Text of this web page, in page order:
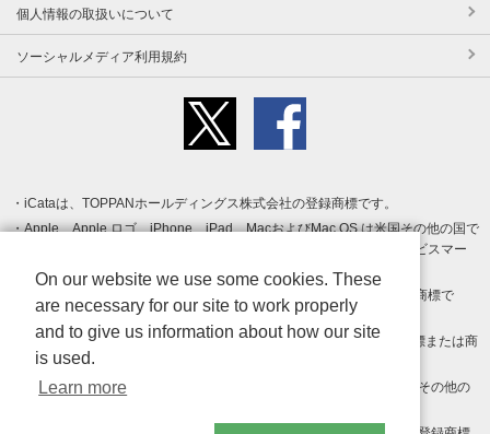
個人情報の取扱いについて
ソーシャルメディア利用規約
iCataは、TOPPANホールディングス株式会社の登録商標です。
Apple、Apple ロゴ、iPhone、iPad、MacおよびMac OS は米国その他の国で
登録された Apple Inc. の商標です。App Store は Apple Inc. のサービスマー
クです。
Android、Google Play および Google Play ロゴ は Google LLC の商標で
す。
Windows は Microsoft Inc.の米国およびその他の国における登録商標または商
標です。
Adobe、Adobe Reader、Adobe PDF は、Adobe Inc.の米国およびその他の
On our website we use some cookies. These
are necessary for our site to work properly
and to give us information about how our site
is used.
Learn more